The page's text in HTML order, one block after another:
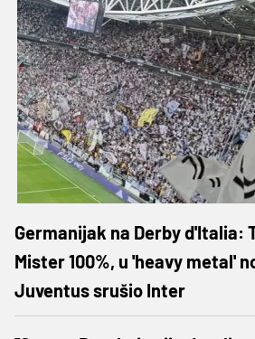
Germanijak na Derby d'Italia:
Mister 100%, u 'heavy metal'
Juventus srušio Inter